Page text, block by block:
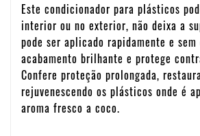
Este condicionador para plásticos
interior ou no exterior, não deixa a
pode ser aplicado rapidamente e
acabamento brilhante e protege
Confere proteção prolongada,
rejuvenescendo os plásticos onde é
aroma fresco a coco.